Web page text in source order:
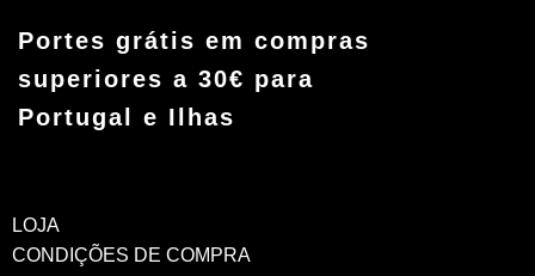
Portes grátis em compras
superiores a 30€ para
Portugal e Ilhas
LOJA
CONDIÇÕES DE COMPRA